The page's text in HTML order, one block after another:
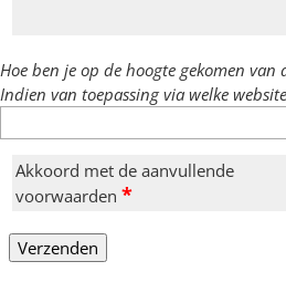
Hoe ben je op de hoogte gekomen
Indien van toepassing via welke
Akkoord met de aanvullende
voorwaarden*